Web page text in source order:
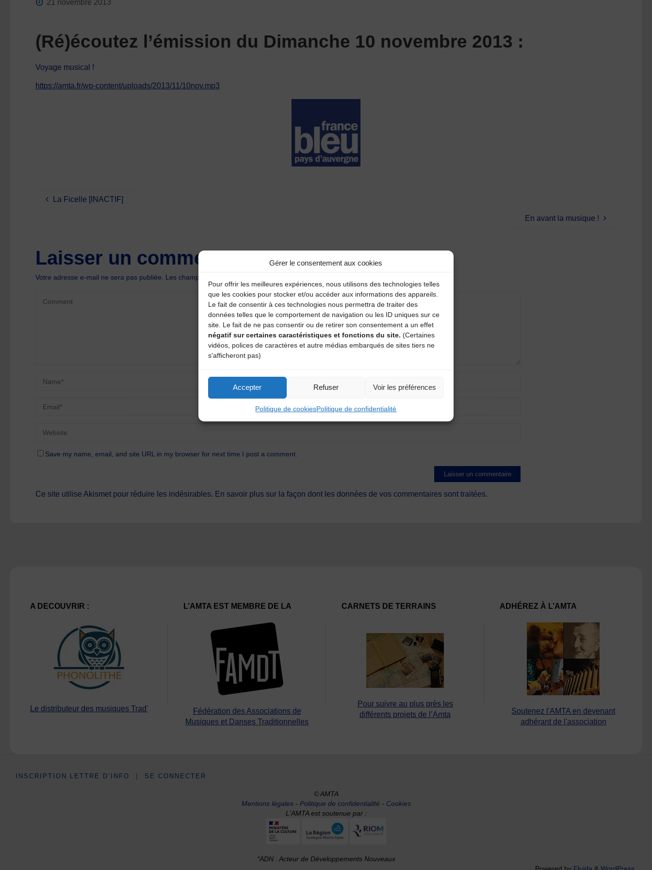
Gérer le consentement aux cookies
Pour offrir les meilleures expériences, nous utilisons des technologies telles
que les cookies pour stocker et/ou accéder aux informations des appareils.
Le fait de consentir à ces technologies nous permettra de traiter des
données telles que le comportement de navigation ou les ID uniques sur ce
site. Le fait de ne pas consentir ou de retirer son consentement a un effet
négatif sur certaines caractéristiques et fonctions du site. (Certaines
vidéos, polices de caractères et autre médias embarqués de sites tiers ne
s'afficheront pas)
Accepter Refuser Voir les préférences
Politique de cookiesPolitique de confidentialité
21 novembre 2013
(Ré)écoutez l’émission du Dimanche 10 novembre 2013 :
Voyage musical !
https://amta.fr/wp-content/uploads/2013/11/10nov.mp3
La Ficelle [INACTIF]
En avant la musique !
Laisser un commentaire
Votre adresse e-mail ne sera pas publiée. Les champs obligatoires sont indiqués avec
Save my name, email, and site URL in my browser for next time I post a comment.
Ce site utilise Akismet pour réduire les indésirables. En savoir plus sur la façon dont les données de vos commentaires sont traitées.
A DECOUVRIR :
Le distributeur des musiques Trad'
L’AMTA EST MEMBRE DE LA
Fédération des Associations de
Musiques et Danses Traditionnelles
CARNETS DE TERRAINS
Pour suivre au plus près les
différents projets de l’Amta
ADHÉREZ À L’AMTA
Soutenez l'AMTA en devenant
adhérant de l'association
INSCRIPTION LETTRE D’INFO SE CONNECTER
© AMTA
Mentions légales- Politique de confidentialité - Cookies
L'AMTA est soutenue par :
*ADN : Acteur de Développements Nouveaux
Powered by Fluida & WordPress.